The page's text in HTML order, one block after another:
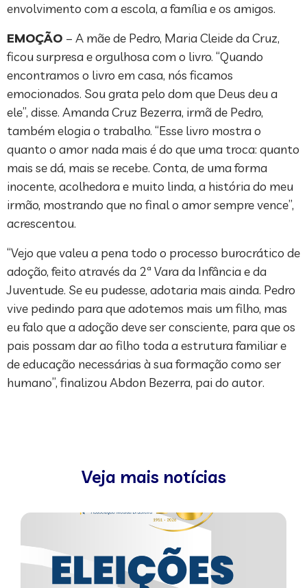
envolvimento com a escola, a família e os amigos.
EMOÇÃO – A mãe de Pedro, Maria Cleide da Cruz,
ficou surpresa e orgulhosa com o livro. “Quando
encontramos o livro em casa, nós ficamos
emocionados. Sou grata pelo dom que Deus deu a
ele”, disse. Amanda Cruz Bezerra, irmã de Pedro,
também elogia o trabalho. “Esse livro mostra o
quanto o amor nada mais é do que uma troca: quanto
mais se dá, mais se recebe. Conta, de uma forma
inocente, acolhedora e muito linda, a história do meu
irmão, mostrando que no final o amor sempre vence”,
acrescentou.
“Vejo que valeu a pena todo o processo burocrático de
adoção, feito através da 2ª Vara da Infância e da
Juventude. Se eu pudesse, adotaria mais ainda. Pedro
vive pedindo para que adotemos mais um filho, mas
eu falo que a adoção deve ser consciente, para que os
pais possam dar ao filho toda a estrutura familiar e
de educação necessárias à sua formação como ser
humano”, finalizou Abdon Bezerra, pai do autor.
Veja mais notícias